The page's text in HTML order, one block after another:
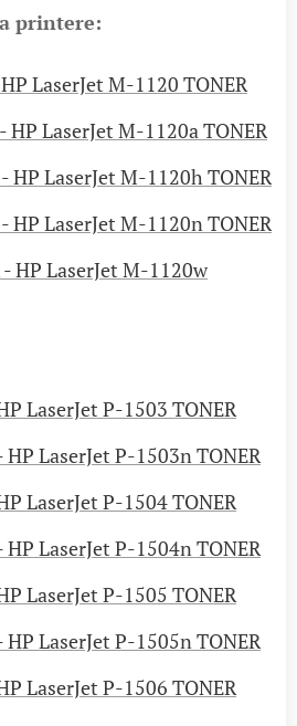
printere:
LaserJet M-1120 TONER
HP LaserJet M-1120a TONER
HP LaserJet M-1120h TONER
HP LaserJet M-1120n TONER
HP LaserJet M-1120w
LaserJet P-1503 TONER
HP LaserJet P-1503n TONER
LaserJet P-1504 TONER
HP LaserJet P-1504n TONER
LaserJet P-1505 TONER
HP LaserJet P-1505n TONER
LaserJet P-1506 TONER